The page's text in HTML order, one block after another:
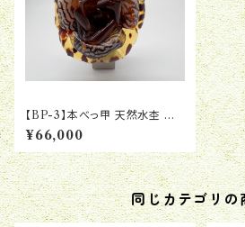
【BP-3】本べっ甲 天然水杢 上
茨布 八重バラ ブローチペンダ
ント
¥66,000
同じカテゴリの